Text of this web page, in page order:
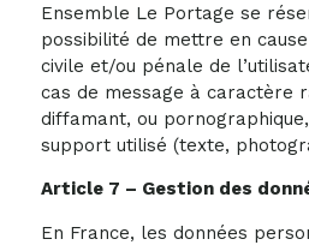
Ensemble Le Portage se
possibilité de mettre en
civile et/ou pénale de
cas de message à caractère
diffamant, ou
support utilisé (texte,
Article 7 – Gestion des
En France, les données